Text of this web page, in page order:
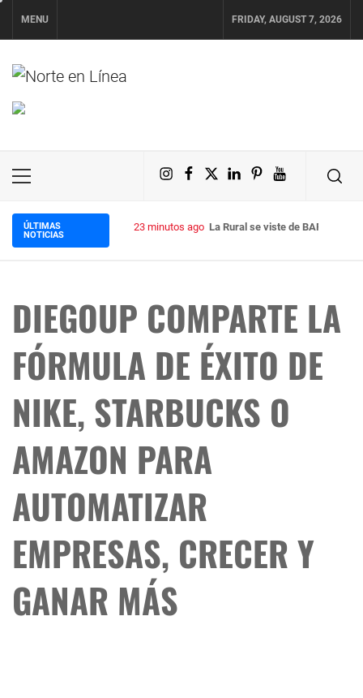
Skip
to
content
MENU FRIDAY, AUGUST 7, 2026
NORTE EN LÍNEA
Primary
Instagram
Facebook
X LinkedIn
PinterestYouTube
ÚLTIMAS
NOTICIAS
25 minutos ago Tenencia responsable y
DIEGOUP COMPARTE LA
FÓRMULA DE ÉXITO DE
NIKE, STARBUCKS O
AMAZON PARA
AUTOMATIZAR
EMPRESAS, CRECER Y
GANAR MÁS